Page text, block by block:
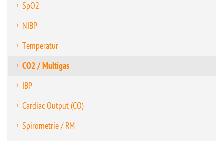
SpO2
NIBP
Temperatur
CO2 / Multigas
IBP
Cardiac Output (CO)
Spirometrie / RM